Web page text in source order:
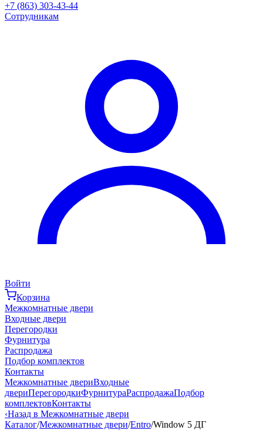
+7 (863) 303-43-44
Сотрудникам
Войти
Корзина
Межкомнатные двери
Входные двери
Перегородки
Фурнитура
Распродажа
Подбор комплектов
Контакты
Межкомнатные двериВходные
двериПерегородкиФурнитураРаспродажаПодбор
комплектовКонтакты
‹Назад в Межкомнатные двери
Каталог/Межкомнатные двери/Entro/Window 5 ДГ